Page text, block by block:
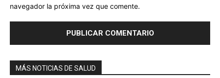
navegador la próxima vez que comente.
MÁS NOTICIAS DE SALUD